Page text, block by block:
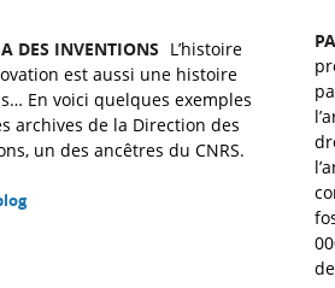
DES INVENTIONS L’histoire
est aussi une histoire
En voici quelques exemples
archives de la Direction des
un des ancêtres du CNRS.